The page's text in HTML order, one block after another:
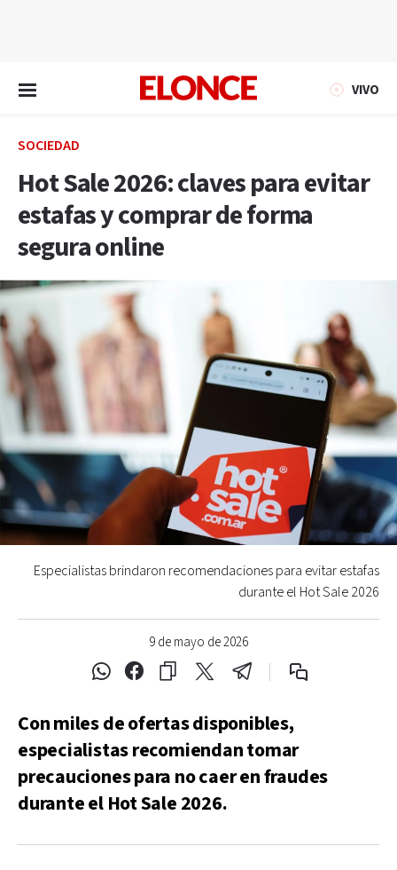
VIVO
SOCIEDAD
Hot Sale 2026: claves para evitar
estafas y comprar de forma
segura online
9 de mayo de 2026
Especialistas brindaron recomendaciones para evitar estafas
durante el Hot Sale 2026
Con miles de ofertas disponibles,
especialistas recomiendan tomar
precauciones para no caer en fraudes
durante el Hot Sale 2026.